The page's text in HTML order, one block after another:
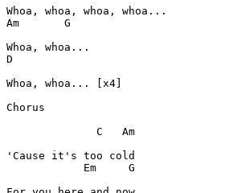
Am
G
D
Whoa, whoa... [x4]
Chorus
C
Am
Em
G